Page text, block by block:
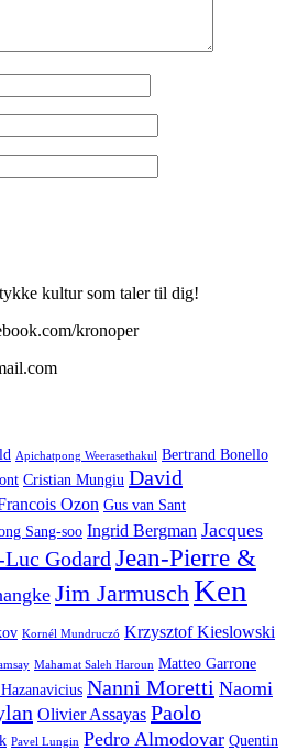
kultur som taler til dig!
kronoper
Apichatpong Weerasethakul Bertrand Bonello
Cristian Mungiu David
Ozon Gus van Sant
Sang-soo Ingrid Bergman Jacques
Luc Godard Jean-Pierre &
Jim Jarmusch Ken
Kornél Mundruczó Krzysztof Kieslowski
Mahamat Saleh Haroun Matteo Garrone
Nanni Moretti Naomi
Olivier Assayas Paolo
Pavel Lungin Pedro Almodovar Quentin